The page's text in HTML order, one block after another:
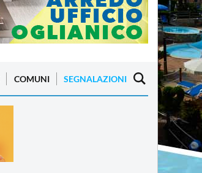
COMUNI SEGNALAZIONI